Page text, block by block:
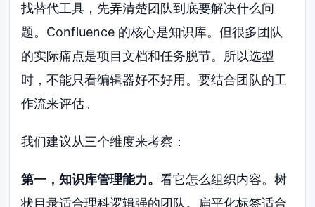
找替代工具，先弄清楚团队到底要解决什么问
题。Confluence 的核心是知识库。但很多团队
的实际痛点是项目文档和任务脱节。所以选型
时，不能只看编辑器好不好用。要结合团队的工
作流来评估。
我们建议从三个维度来考察：
第一，知识库管理能力。看它怎么组织内容。树
状目录适合理科逻辑强的团队。扁平化标签适合